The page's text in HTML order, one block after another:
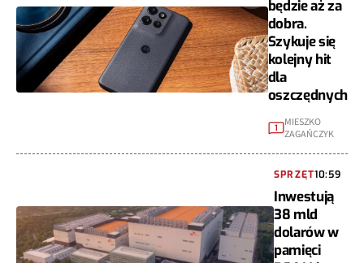
będzie aż za
dobra.
Szykuje się
kolejny hit
dla
oszczędnych
1
MIESZKO
ZAGAŃCZYK
SPRZĘT10:59
Inwestują
38 mld
dolarów w
pamięci